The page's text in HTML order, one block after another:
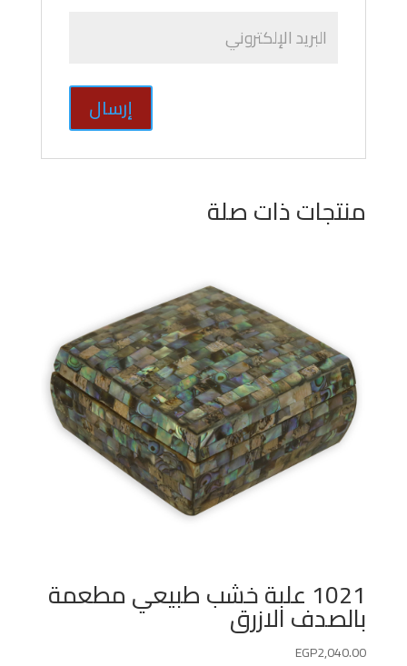
منتجات ذات صلة
1021 علبة خشب طبيعي مطعمة
بالصدف الازرق
EGP2,040.00